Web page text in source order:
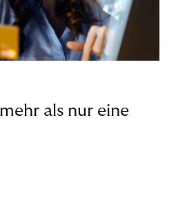
als nur eine